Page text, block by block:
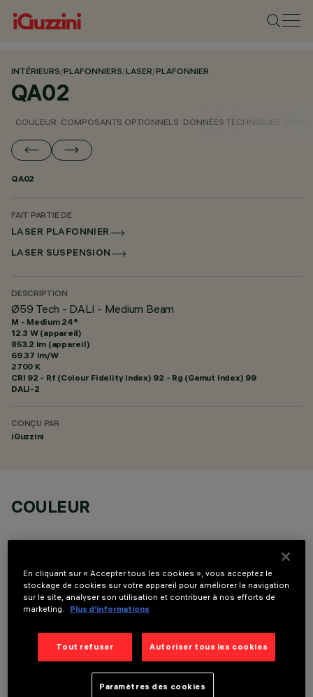
INTÉRIEURS/PLAFONNIERS/LASER/PLAFONNIER
QA02
COULEUR COMPOSANTS OPTIONNELS DONNÉES TECHNIQUES
QA02
FAIT PARTIE DE
LASER PLAFONNIER
LASER SUSPENSION
DESCRIPTION
Ø59 Tech - DALI - Medium Beam
M - Medium 24°
12.3 W (appareil)
853.2 lm (appareil)
69.37 lm/W
2700 K
CRI 92 - Rf (Colour Fidelity Index) 92 - Rg (Gamut Index) 99
DALI-2
CONÇU PAR
iGuzzini
COULEUR
COMPOSANTS OPTIONNELS
En cliquant sur « Accepter tous les cookies », vous acceptez le
stockage de cookies sur votre appareil pour améliorer la navigation
sur le site, analyser son utilisation et contribuer à nos efforts de
marketing.
Plus d’informations
Tout refuser Autoriser tous les cookies
Paramètres des cookies